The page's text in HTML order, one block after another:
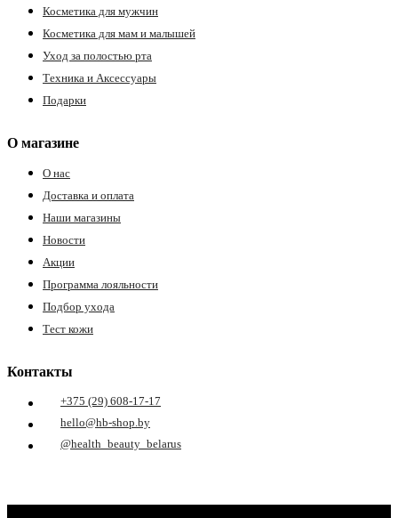
Косметика для мужчин
Косметика для мам и малышей
Уход за полостью рта
Техника и Аксессуары
Подарки
О магазине
О нас
Доставка и оплата
Наши магазины
Новости
Акции
Программа лояльности
Подбор ухода
Тест кожи
Контакты
+375 (29) 608-17-17
hello@hb-shop.by
@health_beauty_belarus